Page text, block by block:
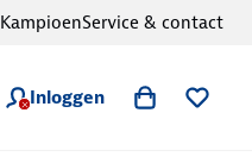
Inloggen
KampioenService & contact